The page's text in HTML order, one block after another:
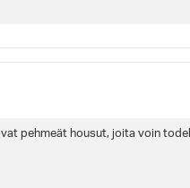
pehmeät housut, joita voin